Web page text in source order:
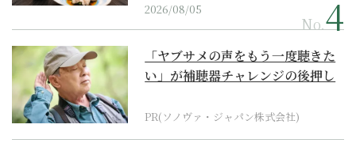
2026/08/05
No.
「ヤブサメの声をもう一度聴きた
い」が補聴器チャレンジの後押し
PR(ソノヴァ・ジャパン株式会社)